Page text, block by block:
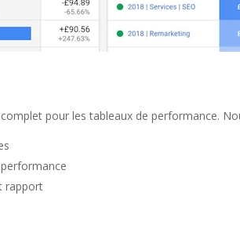
pour les tableaux de performance.
rapport